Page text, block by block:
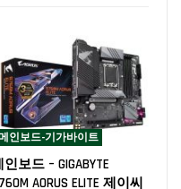
인보드-기가바이트
보드 – GIGABYTE
AORUS ELITE 제이씨